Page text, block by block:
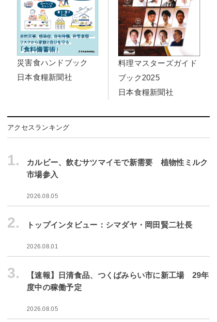
災害食ハンドブック
日本食糧新聞社
料理マスターズガイド
ブック2025
日本食糧新聞社
アクセスランキング
1.
カルビー、飲むサツマイモで新需要 植物性ミルク
市場参入
2026.08.05
2. トップインタビュー：シマダヤ・岡田賢二社長
2026.08.01
3.
【速報】日清食品、つくばみらい市に新工場 29年
度中の稼働予定
2026.08.05